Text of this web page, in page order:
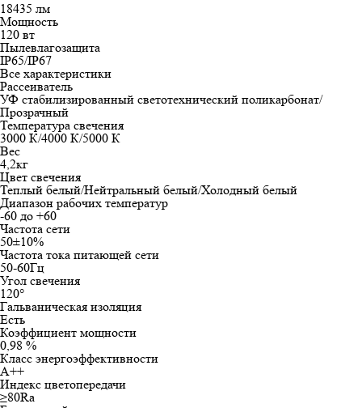
18435 лм
Мощность
120 вт
Пылевлагозащита
IP65/IP67
Все характеристики
Рассеиватель
УФ стабилизированный светотехнический поликарбонат/
Прозрачный
Температура свечения
3000 К/4000 К/5000 К
Вес
4,2кг
Цвет свечения
Теплый белый/Нейтральный белый/Холодный белый
Диапазон рабочих температур
-60 до +60
Частота сети
50±10%
Частота тока питающей сети
50-60Гц
Угол свечения
120°
Гальваническая изоляция
Есть
Коэффициент мощности
0,98 %
Класс энергоэффективности
А++
Индекс цветопередачи
≥80Ra